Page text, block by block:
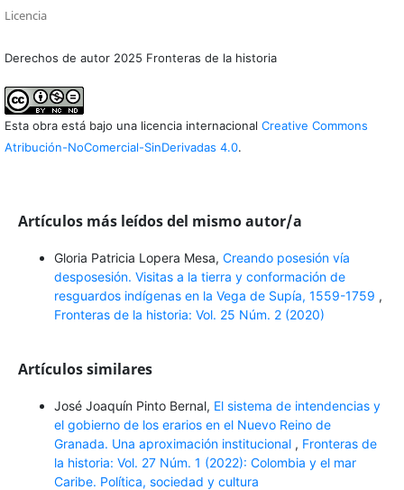
Licencia
Derechos de autor 2025 Fronteras de la historia
Esta obra está bajo una licencia internacional Creative Commons
Atribución-NoComercial-SinDerivadas 4.0.
Artículos más leídos del mismo autor/a
Gloria Patricia Lopera Mesa, Creando posesión vía
desposesión. Visitas a la tierra y conformación de
resguardos indígenas en la Vega de Supía, 1559-1759 ,
Fronteras de la historia: Vol. 25 Núm. 2 (2020)
Artículos similares
José Joaquín Pinto Bernal, El sistema de intendencias y
el gobierno de los erarios en el Nuevo Reino de
Granada. Una aproximación institucional , Fronteras de
la historia: Vol. 27 Núm. 1 (2022): Colombia y el mar
Caribe. Política, sociedad y cultura